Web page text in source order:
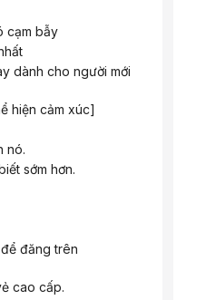
cạm bẫy
hiện cảm xúc]
nó.
sớm hơn.
cao cấp.